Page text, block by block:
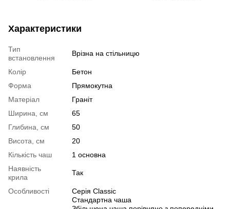
Характеристики
Тип
встановлення
Врізна на стільницю
Колір
Бетон
Форма
Прямокутна
Матеріал
Граніт
Ширина, см
65
Глибина, см
50
Висота, см
20
Кількість чаш
1 основна
Наявність
крила
Так
Особливості
Серія Classic
Стандартна чаша